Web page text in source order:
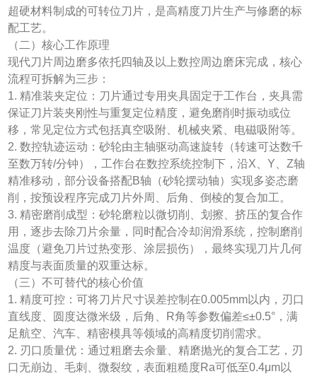
超硬材料制成的可转位刀片，是高精度刀片生产与修磨的标
配工艺。
（二）核心工作原理
现代刀片周边磨多依托四轴及以上数控周边磨床完成，核心
流程可拆解为三步：
1. 精准装夹定位：刀片通过专用夹具固定于工作台，夹具需
保证刀片装夹刚性与重复定位精度，避免磨削时振动或位
移，常见定位方式包括真空吸附、机械夹紧、电磁吸附等。
2. 数控轨迹运动：砂轮由主轴驱动高速旋转（转速可达数千
至数万转/分钟），工作台在数控系统控制下，沿X、Y、Z轴
精准移动，部分设备搭配B轴（砂轮摆动轴）实现多姿态磨
削，按预设程序完成刀片外周、后角、倒棱的复合加工。
3. 精密磨削成型：砂轮磨粒以微切削、划擦、挤压的复合作
用，逐步去除刀片余量，同时配合冷却润滑系统，控制磨削
温度（避免刀片过热变形、涂层损伤），最终实现刀片几何
精度与表面质量的双重达标。
（三）不可替代的核心价值
1. 精度可控：可将刀片尺寸误差控制在0.005mm以内，刃口
直线度、圆度达微米级，后角、R角等参数偏差≤±0.5°，满
足航空、汽车、精密模具等领域的高精度切削需求。
2. 刃口质量优：通过粗磨去余量、精磨抛光的复合工艺，刃
口无崩边、毛刺、微裂纹，表面粗糙度Ra可低至0.4μm以